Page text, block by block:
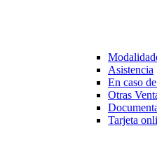
Asistencia
En caso
Otras
Tarjeta